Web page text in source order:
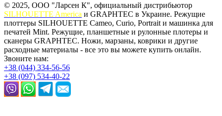
© 2025, ООО "Ларсен К", официальный дистрибьютор
SILHOUETTE America и GRAPHTEC в Украине. Режущие
плоттеры SILHOUETTE Cameo, Curio, Portrait и машинка для
печатей Mint. Режущие, планшетные и рулонные плотеры и
сканеры GRAPHTEC. Ножи, марзаны, коврики и другие
расходные материалы - все это вы можете купить онлайн.
Звоните нам:
+38 (044) 334-56-56
+38 (097) 534-40-22